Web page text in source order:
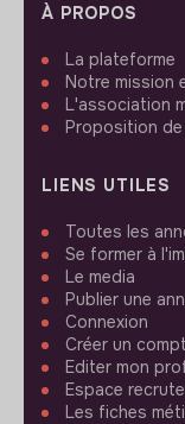
À PROPOS
La plateforme
Notre mission
L'association
Proposition
LIENS UTILES
Toutes les
Se former à
Le media
Publier une
Connexion
Créer un
Editer mon
Espace
Les fiches